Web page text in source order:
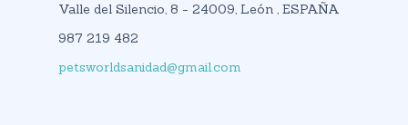
Valle del Silencio, 8 - 24009, León , ESPAÑA
987 219 482
petsworldsanidad@gmail.com